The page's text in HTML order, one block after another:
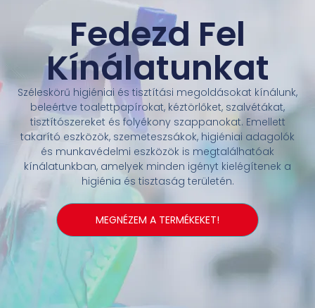
Fedezd Fel
Kínálatunkat
Széleskörű higiéniai és tisztítási megoldásokat kínálunk,
beleértve toalettpapírokat, kéztörlőket, szalvétákat,
tisztítószereket és folyékony szappanokat. Emellett
takarító eszközök, szemeteszsákok, higiéniai adagolók
és munkavédelmi eszközök is megtalálhatóak
kínálatunkban, amelyek minden igényt kielégítenek a
higiénia és tisztaság területén.
MEGNÉZEM A TERMÉKEKET!